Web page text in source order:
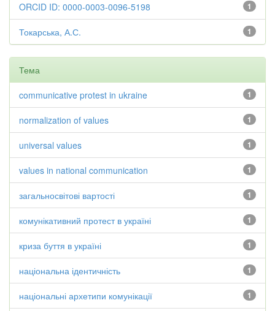
1
ORCID ID: 0000-0003-0096-5198
1
Токарська, А.С.
Тема
1
communicative protest in ukraine
1
normalization of values
1
universal values
1
values in national communication
1
загальносвітові вартості
1
комунікативний протест в україні
1
криза буття в україні
1
національна ідентичність
1
національні архетипи комунікації